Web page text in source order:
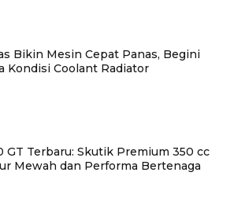
Bikin Mesin Cepat Panas, Begini
Kondisi Coolant Radiator
GT Terbaru: Skutik Premium 350 cc
Mewah dan Performa Bertenaga